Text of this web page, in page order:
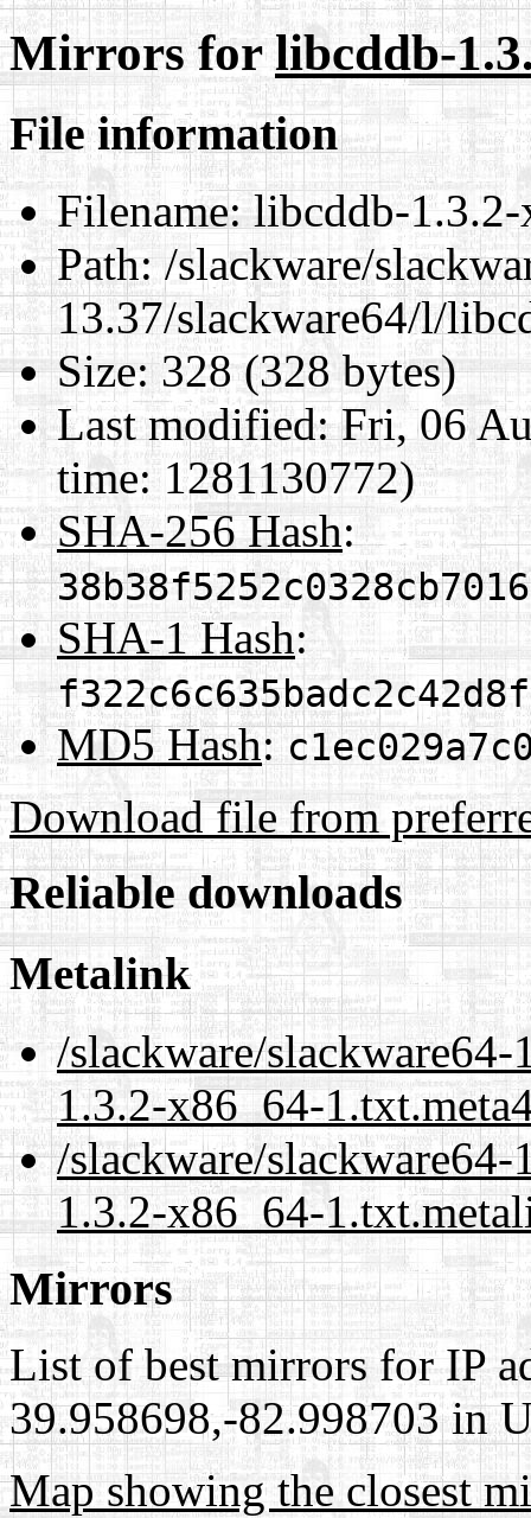
Mirrors forlibcddb-
File information
Filename:libcddb-
Path:/slackware/
13.37/slackware64/l/
Size:328 (328 bytes)
Last modified:Fri, 06
time: 1281130772)
SHA-256 Hash:
SHA-1 Hash:
MD5 Hash:
Download file from
Reliable downloads
Metalink
/slackware/
1.3.2-x86_64-
/slackware/
1.3.2-x86_64-
Mirrors
List of best mirrors for IP
39.958698,-82.998703 in
Map showing the closest